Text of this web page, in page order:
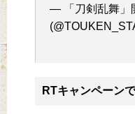
— 「刀剣乱舞」
RTキャンペーン